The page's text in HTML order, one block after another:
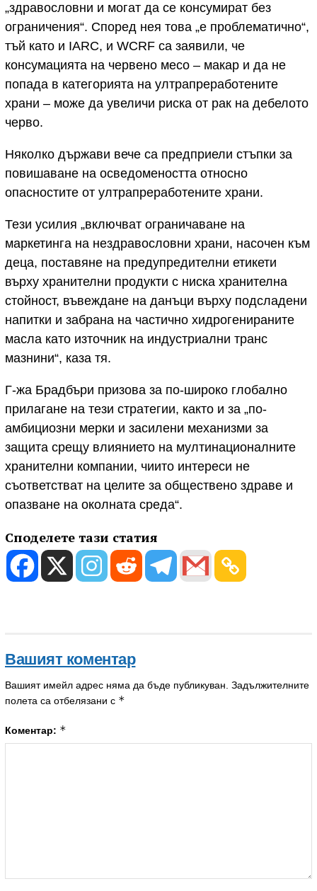
„здравословни и могат да се консумират без
ограничения“. Според нея това „е проблематично“,
тъй като и IARC, и WCRF са заявили, че
консумацията на червено месо – макар и да не
попада в категорията на ултрапреработените
храни – може да увеличи риска от рак на дебелото
черво.
Няколко държави вече са предприели стъпки за
повишаване на осведомеността относно
опасностите от ултрапреработените храни.
Тези усилия „включват ограничаване на
маркетинга на нездравословни храни, насочен към
деца, поставяне на предупредителни етикети
върху хранителни продукти с ниска хранителна
стойност, въвеждане на данъци върху подсладени
напитки и забрана на частично хидрогенираните
масла като източник на индустриални транс
мазнини“, каза тя.
Г-жа Брадбъри призова за по-широко глобално
прилагане на тези стратегии, както и за „по-
амбициозни мерки и засилени механизми за
защита срещу влиянието на мултинационалните
хранителни компании, чиито интереси не
съответстват на целите за обществено здраве и
опазване на околната среда“.
Споделете тази статия
Вашият коментар
Вашият имейл адрес няма да бъде публикуван. Задължителните
полета са отбелязани с *
Коментар: *